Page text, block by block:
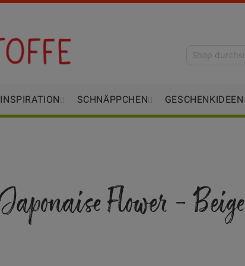
INSPIRATION SCHNÄPPCHEN GESCHENKIDEEN
Japonaise Flower - Beige